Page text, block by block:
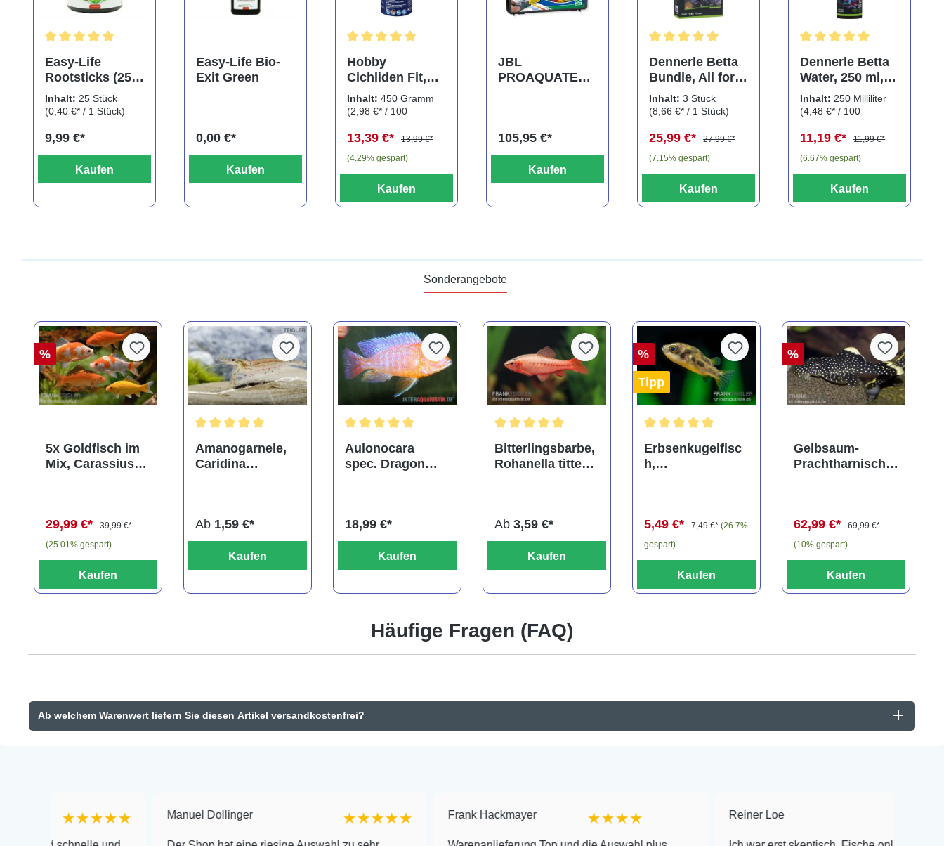
Durchschnittliche Bewertung von 5 von 5 Sternen
Easy-Life
Rootsticks (25
Sticks)
Inhalt: 25 Stück
(0,40 €* / 1 Stück)
9,99 €*
Kaufen
Easy-Life Bio-
Exit Green
0,00 €*
Kaufen
Durchschnittliche Bewertung von 5 von 5 Sternen
Hobby
Cichliden Fit,
450 g
Inhalt: 450 Gramm
(2,98 €* / 100
13,39 €*
13,99 €*
(4.29% gespart)
Kaufen
JBL
PROAQUATEST
Meerwasser
105,95 €*
Kaufen
Durchschnittliche Bewertung von 5 von 5 Sternen
Dennerle Betta
Bundle, All for
Betta, Pflegeset
für
teilig
Inhalt:3 Stück
(8,66 €* / 1 Stück)
25,99 €*
27,99 €*
(7.15% gespart)
Kaufen
Durchschnittliche
Dennerle Betta
Water, 250 ml,
Wasseraufbereit
er für
Inhalt:250 Milliliter
(4,48 €* / 100
11,19 €*
11,99 €*
(6.67% gespart)
Kaufen
Sonderangebote
%
5x Goldfisch im
Mix, Carassius
29,99 €*
39,99 €*
(25.01% gespart)
Kaufen
Amanogarnele,
Caridina
Ab 1,59 €*
Kaufen
Aulonocara
spec. Dragon
18,99 €*
Kaufen
Bitterlingsbarbe,
Rohanella titteya,
Ab 3,59 €*
Kaufen
%
Tipp
Erbsenkugelfisc
h,
5,49 €*
7,49 €* (26.7%
gespart)
Kaufen
%
Gelbsaum-
Prachtharnischw
62,99 €*
69,99 €*
(10% gespart)
Kaufen
Häufige Fragen (FAQ)
Ab welchem Warenwert liefern Sie diesen Artikel versandkostenfrei?
★★★★★ Manuel Dollinger ★★★★★ Frank Hackmayer ★★★★